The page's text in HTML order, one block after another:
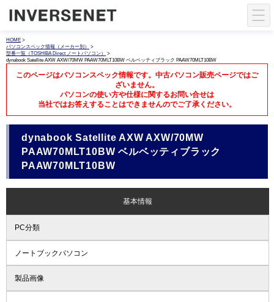
HOME >
パソコンスペック情報（メーカー別）
>
型番一覧（TOSHIBA Direct ノートパソコン）
>
dynabook Satellite AXW AXW/70MW PAAW70MLT10BW ベルベッティブラック PAAW70MLT10BW
このページはパソコンスペック情報です。中古パソコン販売ページではご
ざいません。
パソコンの使い方や仕様に関するお問い合せは
当社ではお答えすることはできませんのでご了承ください。
dynabook Satellite AXW AXW/70MW
PAAW70MLT10BW ベルベッティブラック
PAAW70MLT10BW
基本情報
PC分類
ノートブックパソコン
製品画像